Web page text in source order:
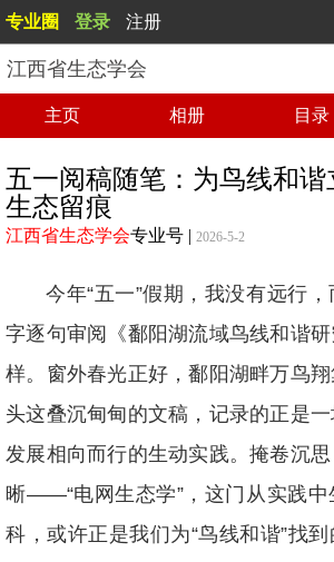
专业圈 登录 注册
江西省生态学会
主页 相册 目录
五一阅稿随笔：为鸟线和谐
生态留痕
江西省生态学会专业号 | 2026-5-2
今年“五一”假期，我没有远行
字逐句审阅《鄱阳湖流域鸟线和谐
样。窗外春光正好，鄱阳湖畔万鸟
头这叠沉甸甸的文稿，记录的正是
发展相向而行的生动实践。掩卷沉
晰——“电网生态学”，这门从实践中
科，或许正是我们为“鸟线和谐”找